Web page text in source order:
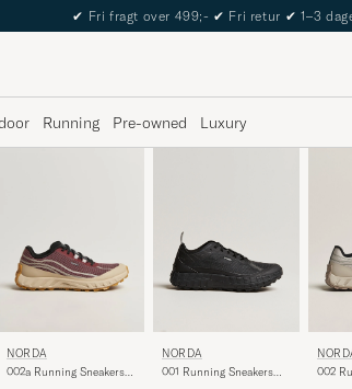
The Care of Carl Passport
Running Pre-owned Luxury
NORDA
002a Running Sneakers
NORDA
001 Running Sneakers
002